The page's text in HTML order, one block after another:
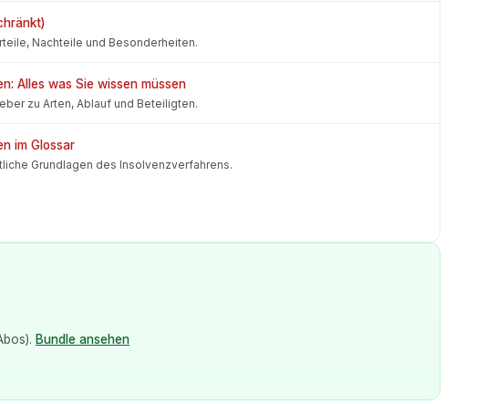
Nachteile und Besonderheiten.
Alles was Sie wissen müssen
zu Arten, Ablauf und Beteiligten.
im Glossar
Grundlagen des Insolvenzverfahrens.
Bundle ansehen